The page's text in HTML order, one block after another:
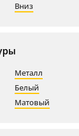
Вниз
Металл
Белый
Матовый